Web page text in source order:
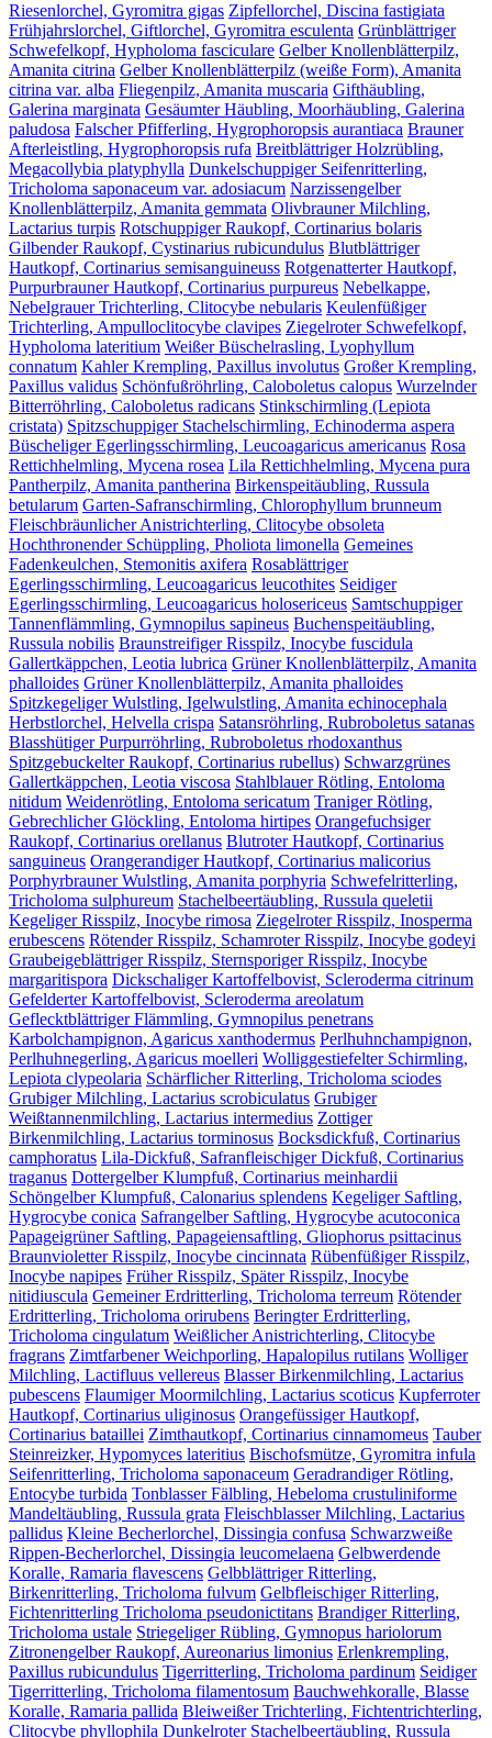
Riesenlorchel, Gyromitra gigas Zipfellorchel, Discina fastigiata
Frühjahrslorchel, Giftlorchel, Gyromitra esculenta Grünblättriger
Schwefelkopf, Hypholoma fasciculare Gelber Knollenblätterpilz,
Amanita citrina Gelber Knollenblätterpilz (weiße Form), Amanita
citrina var. alba Fliegenpilz, Amanita muscaria Gifthäubling,
Galerina marginata Gesäumter Häubling, Moorhäubling, Galerina
paludosa Falscher Pfifferling, Hygrophoropsis aurantiaca Brauner
Afterleistling, Hygrophoropsis rufa Breitblättriger Holzrübling,
Megacollybia platyphylla Dunkelschuppiger Seifenritterling,
Tricholoma saponaceum var. adosiacum Narzissengelber
Knollenblätterpilz, Amanita gemmata Olivbrauner Milchling,
Lactarius turpis Rotschuppiger Raukopf, Cortinarius bolaris
Gilbender Raukopf, Cystinarius rubicundulus Blutblättriger
Hautkopf, Cortinarius semisanguineuss Rotgenatterter Hautkopf,
Purpurbrauner Hautkopf, Cortinarius purpureus Nebelkappe,
Nebelgrauer Trichterling, Clitocybe nebularis Keulenfüßiger
Trichterling, Ampulloclitocybe clavipes Ziegelroter Schwefelkopf,
Hypholoma lateritium Weißer Büschelrasling, Lyophyllum
connatum Kahler Krempling, Paxillus involutus Großer Krempling,
Paxillus validus Schönfußröhrling, Caloboletus calopus Wurzelnder
Bitterröhrling, Caloboletus radicans Stinkschirmling (Lepiota
cristata) Spitzschuppiger Stachelschirmling, Echinoderma aspera
Büscheliger Egerlingsschirmling, Leucoagaricus americanus Rosa
Rettichhelmling, Mycena rosea Lila Rettichhelmling, Mycena pura
Pantherpilz, Amanita pantherina Birkenspeitäubling, Russula
betularum Garten-Safranschirmling, Chlorophyllum brunneum
Fleischbräunlicher Anistrichterling, Clitocybe obsoleta
Hochthronender Schüppling, Pholiota limonella Gemeines
Fadenkeulchen, Stemonitis axifera Rosablättriger
Egerlingsschirmling, Leucoagaricus leucothites Seidiger
Egerlingsschirmling, Leucoagaricus holosericeus Samtschuppiger
Tannenflämmling, Gymnopilus sapineus Buchenspeitäubling,
Russula nobilis Braunstreifiger Risspilz, Inocybe fuscidula
Gallertkäppchen, Leotia lubrica Grüner Knollenblätterpilz, Amanita
phalloides Grüner Knollenblätterpilz, Amanita phalloides
Spitzkegeliger Wulstling, Igelwulstling, Amanita echinocephala
Herbstlorchel, Helvella crispa Satansröhrling, Rubroboletus satanas
Blasshütiger Purpurröhrling, Rubroboletus rhodoxanthus
Spitzgebuckelter Raukopf, Cortinarius rubellus) Schwarzgrünes
Gallertkäppchen, Leotia viscosa Stahlblauer Rötling, Entoloma
nitidum Weidenrötling, Entoloma sericatum Traniger Rötling,
Gebrechlicher Glöckling, Entoloma hirtipes Orangefuchsiger
Raukopf, Cortinarius orellanus Blutroter Hautkopf, Cortinarius
sanguineus Orangerandiger Hautkopf, Cortinarius malicorius
Porphyrbrauner Wulstling, Amanita porphyria Schwefelritterling,
Tricholoma sulphureum Stachelbeertäubling, Russula queletii
Kegeliger Risspilz, Inocybe rimosa Ziegelroter Risspilz, Inosperma
erubescens Rötender Risspilz, Schamroter Risspilz, Inocybe godeyi
Graubeigeblättriger Risspilz, Sternsporiger Risspilz, Inocybe
margaritispora Dickschaliger Kartoffelbovist, Scleroderma citrinum
Gefelderter Kartoffelbovist, Scleroderma areolatum
Geflecktblättriger Flämmling, Gymnopilus penetrans
Karbolchampignon, Agaricus xanthodermus Perlhuhnchampignon,
Perlhuhnegerling, Agaricus moelleri Wolliggestiefelter Schirmling,
Lepiota clypeolaria Schärflicher Ritterling, Tricholoma sciodes
Grubiger Milchling, Lactarius scrobiculatus Grubiger
Weißtannenmilchling, Lactarius intermedius Zottiger
Birkenmilchling, Lactarius torminosus Bocksdickfuß, Cortinarius
camphoratus Lila-Dickfuß, Safranfleischiger Dickfuß, Cortinarius
traganus Dottergelber Klumpfuß, Cortinarius meinhardii
Schöngelber Klumpfuß, Calonarius splendens Kegeliger Saftling,
Hygrocybe conica Safrangelber Saftling, Hygrocybe acutoconica
Papageigrüner Saftling, Papageiensaftling, Gliophorus psittacinus
Braunvioletter Risspilz, Inocybe cincinnata Rübenfüßiger Risspilz,
Inocybe napipes Früher Risspilz, Später Risspilz, Inocybe
nitidiuscula Gemeiner Erdritterling, Tricholoma terreum Rötender
Erdritterling, Tricholoma orirubens Beringter Erdritterling,
Tricholoma cingulatum Weißlicher Anistrichterling, Clitocybe
fragrans Zimtfarbener Weichporling, Hapalopilus rutilans Wolliger
Milchling, Lactifluus vellereus Blasser Birkenmilchling, Lactarius
pubescens Flaumiger Moormilchling, Lactarius scoticus Kupferroter
Hautkopf, Cortinarius uliginosus Orangefüssiger Hautkopf,
Cortinarius bataillei Zimthautkopf, Cortinarius cinnamomeus Tauber
Steinreizker, Hypomyces lateritius Bischofsmütze, Gyromitra infula
Seifenritterling, Tricholoma saponaceum Geradrandiger Rötling,
Entocybe turbida Tonblasser Fälbling, Hebeloma crustuliniforme
Mandeltäubling, Russula grata Fleischblasser Milchling, Lactarius
pallidus Kleine Becherlorchel, Dissingia confusa Schwarzweiße
Rippen-Becherlorchel, Dissingia leucomelaena Gelbwerdende
Koralle, Ramaria flavescens Gelbblättriger Ritterling,
Birkenritterling, Tricholoma fulvum Gelbfleischiger Ritterling,
Fichtenritterling Tricholoma pseudonictitans Brandiger Ritterling,
Tricholoma ustale Striegeliger Rübling, Gymnopus hariolorum
Zitronengelber Raukopf, Aureonarius limonius Erlenkrempling,
Paxillus rubicundulus Tigerritterling, Tricholoma pardinum Seidiger
Tigerritterling, Tricholoma filamentosum Bauchwehkoralle, Blasse
Koralle, Ramaria pallida Bleiweißer Trichterling, Fichtentrichterling,
Clitocybe phyllophila Dunkelroter Stachelbeertäubling, Russula